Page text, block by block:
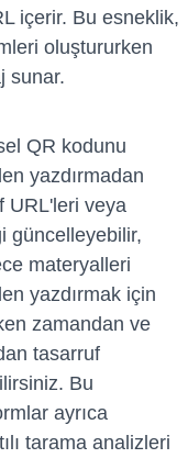
içerir. Bu esneklik,
oluştururken
sunar.
QR kodunu
yazdırmadan
URL'leri veya
güncelleyebilir,
materyalleri
yazdırmak için
zamandan ve
tasarruf
Bu
ayrıca
tarama analizleri